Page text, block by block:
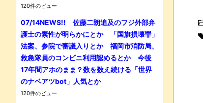
120件のビュー
07/14NEWS!! 佐藤二朗追及のフジ外部弁
護士の素性が明らかにとか 「国旗損壊罪」
法案、参院で審議入りとか 福岡市消防局、
救急隊員のコンビニ利用認めるとか 今後
17年間アホのまま？数を数え続ける「世界
のナベアツbot」人気とか
120件のビュー